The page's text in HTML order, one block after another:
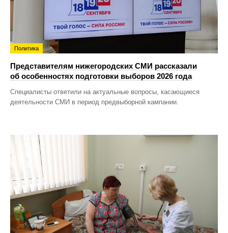
Политика
Представителям нижегородских СМИ рассказали
об особенностях подготовки выборов 2026 года
Специалисты ответили на актуальные вопросы, касающиеся
деятельности СМИ в период предвыборной кампании.